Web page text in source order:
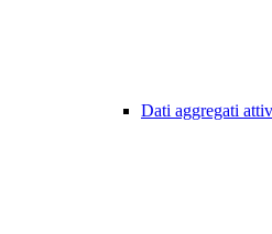
Dati aggregati